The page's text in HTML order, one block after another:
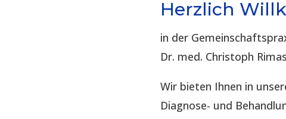
Herzlich
in der
Dr. med. Christoph
Wir bieten Ihnen in
Diagnose- und